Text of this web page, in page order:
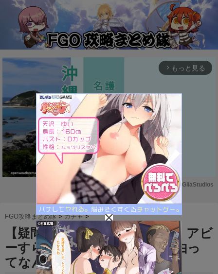
arrow_forward_ios もっと見る
M
u
t
e
Powered by GliaStudios
FGO攻略まとめ隊 >ガチャ >
【疑問】スカディはともかく、アビ
ーすらピックアップしない理由っ
てなんなの？